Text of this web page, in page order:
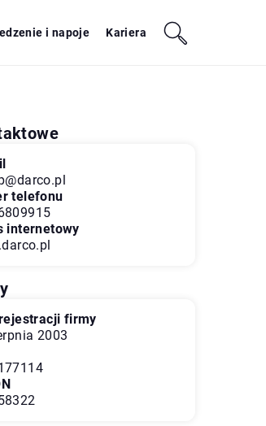
i napoje Kariera
telefonu
internetowy
firmy
2003